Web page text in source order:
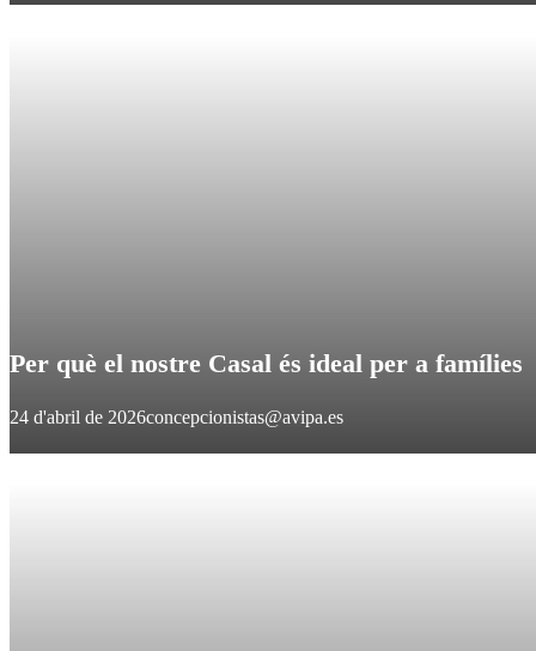
Per què el nostre Casal és ideal per a famílies
24 d'abril de 2026concepcionistas@avipa.es